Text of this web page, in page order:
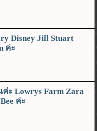
Disney Jill Stuart
ค่ะ
ค่ะ Lowrys Farm Zara
ค่ะ